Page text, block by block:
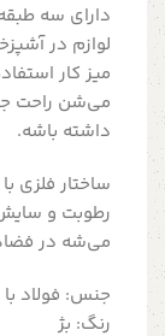
دارای سه
لوازم در
میز کار
می‌شن راحت
داشته باشه.
ساختار فلزی
رطوبت و
می‌شه در
جنس: فولاد
رنگ: بژ